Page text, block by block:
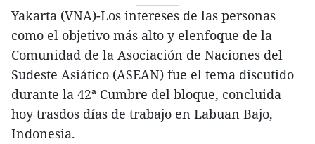
Yakarta (VNA)-Los intereses de las personas
como el objetivo más alto y elenfoque de la
Comunidad de la Asociación de Naciones del
Sudeste Asiático (ASEAN) fue el tema discutido
durante la 42ª Cumbre del bloque, concluida
hoy trasdos días de trabajo en Labuan Bajo,
Indonesia.